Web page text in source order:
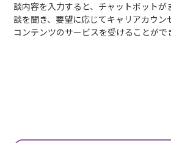
談内容を入力すると、チャットボット
談を聞き、要望に応じてキャリアカウ
コンテンツのサービスを受けることがで